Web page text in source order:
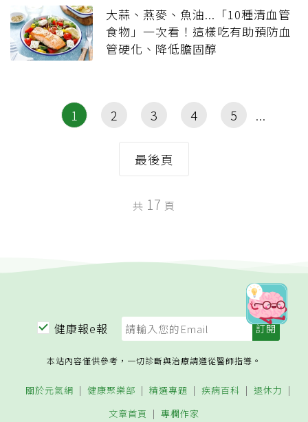
大蒜、燕麥、魚油...「10種清血管
食物」一次看！這樣吃有助預防血
管硬化、降低膽固醇
1 2 3 4 5
最後頁
共 17 頁
健康報e報
本站內容僅供參考，一切診斷與治療請遵從醫師指導。
關於元氣網 健康聚樂部 精選專題 疾病百科
退休力
文章首頁
專欄作家